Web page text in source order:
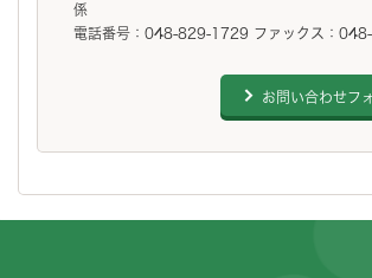
係
電話番号：048-829-1729 ファックス：
お問い合わせフ